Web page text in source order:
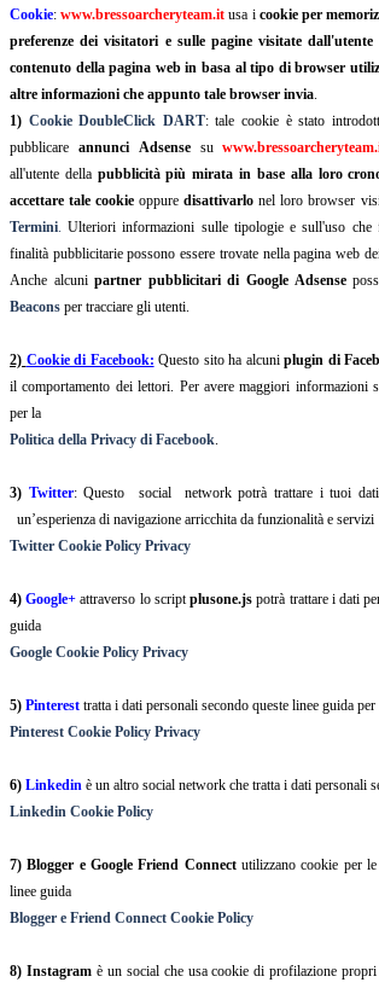
Cookie:www.bressoarcheryteam.it usa icookie per
preferenze dei visitatori e sulle pagine visitate dall'utente
contenuto della pagina web in basa al tipo di browser
altre informazioni che appunto tale browser invia.
1) Cookie DoubleClick DART: tale cookie è stato
pubblicare annunci Adsensesu
all'utente della pubblicità più mirata in base alla loro
accettare tale cookieoppuredisattivarlo nel loro browser
Termini. Ulteriori informazioni sulle tipologie e sull'uso
finalità pubblicitarie possono essere trovate nella pagina web
Anche alcunipartner pubblicitari di Google Adsense
Beacons per tracciare gli utenti.
2) Cookie di Facebook: Questo sito ha alcuniplugin di
il comportamento dei lettori. Per avere maggiori informazioni
per la
Politica della Privacy di Facebook.
3) Twitter: Questo social network potrà trattare i tuoi dati
un’esperienza di navigazione arricchita da funzionalità e servizi
Twitter Cookie Policy Privacy
4)Google+ attraverso lo scriptplusone.js potrà trattare i dati
guida
Google Cookie Policy Privacy
5) Pinterest tratta i dati personali secondo queste linee guida
Pinterest Cookie Policy Privacy
6) Linkedin è un altro social network che tratta i dati personali
Linkedin Cookie Policy
7) Blogger e Google Friend Connect utilizzano cookie per le
linee guida
Blogger e Friend Connect Cookie Policy
8) Instagram è un social che usa cookie di profilazione